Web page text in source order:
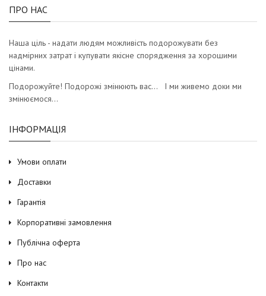
ПРО НАС
Наша ціль - надати людям можливість подорожувати без
надмірних затрат і купувати якісне спорядження за хорошими
цінами.
Подорожуйте! Подорожі змінюють вас… І ми живемо доки ми
змінюємося…
ІНФОРМАЦІЯ
Умови оплати
Доставки
Гарантія
Корпоративні замовлення
Публічна оферта
Про нас
Контакти